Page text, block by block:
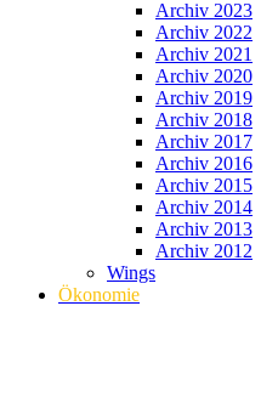
Archiv 2023
Archiv 2022
Archiv 2021
Archiv 2020
Archiv 2019
Archiv 2018
Archiv 2017
Archiv 2016
Archiv 2015
Archiv 2014
Archiv 2013
Archiv 2012
Wings
Ökonomie